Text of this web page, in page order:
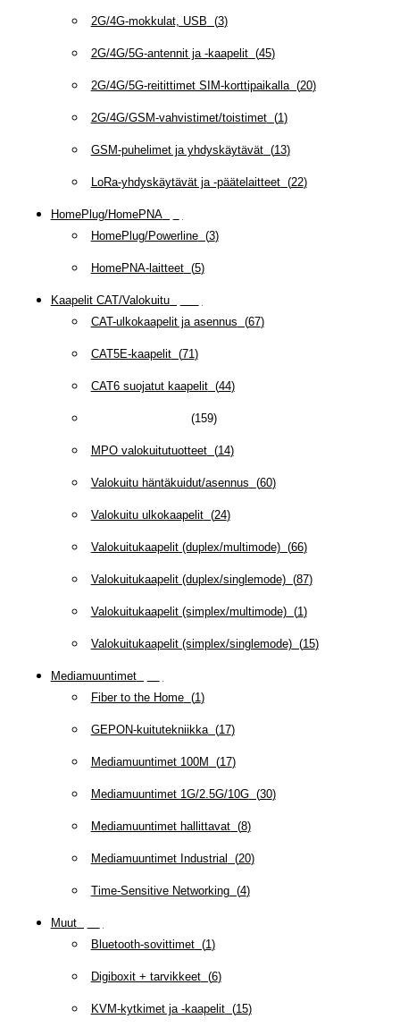
2G/4G-mokkulat, USB (3)
2G/4G/5G-antennit ja -kaapelit(45)
2G/4G/5G-reitittimet SIM-korttipaikalla(20)
2G/4G/GSM-vahvistimet/toistimet(1 )
GSM-puhelimet ja yhdyskäytävät(13)
LoRa-yhdyskäytävät ja -päätelaitteet(22)
HomePlug/HomePNA(
HomePlug/Powerline(3)
HomePNA-laitteet(5)
Kaapelit CAT/Valokuitu(
CAT-ulkokaapelit ja asennus (67)
CAT5E-kaapelit(71 )
CAT6 suojatut kaapelit(44)
(159)
MPO valokuitutuotteet(14)
Valokuitu häntäkuidut/asennus (60)
Valokuitu ulkokaapelit(24)
Valokuitukaapelit (duplex/multimode)(66)
Valokuitukaapelit (duplex/singlemode)(87)
Valokuitukaapelit (simplex/multimode)(1 )
Valokuitukaapelit (simplex/singlemode)(15)
Mediamuuntimet(
Fiber to the Home(1 )
GEPON-kuitutekniikka(17)
Mediamuuntimet 100M (17)
Mediamuuntimet 1G/2.5G/10G(30)
Mediamuuntimet hallittavat(8)
Mediamuuntimet Industrial (20)
Time-Sensitive Networking(4)
Muut(
Bluetooth-sovittimet(1 )
Digiboxit + tarvikkeet(6)
KVM-kytkimet ja -kaapelit(15)